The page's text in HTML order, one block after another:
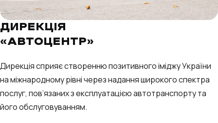
ДИРЕКЦІЯ
«АВТОЦЕНТР»
Дирекція сприяє створенню позитивного іміджу України
на міжнародному рівні через надання широкого спектра
послуг, пов’язаних з експлуатацією автотранспорту та
його обслуговуванням.